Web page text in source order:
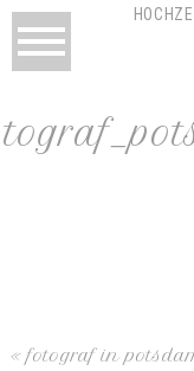
« fotograf in